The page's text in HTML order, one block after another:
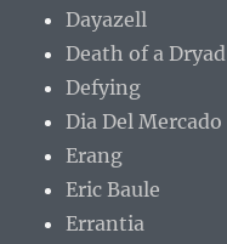
Dayazell
Death of a Dryad
Defying
Dia Del Mercado
Erang
Eric Baule
Errantia